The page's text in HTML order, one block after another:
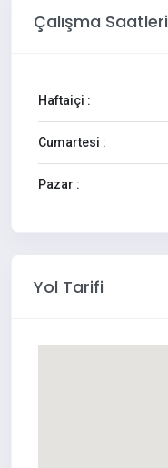
Çalışma Saatleri
Haftaiçi :
Cumartesi :
Pazar :
Yol Tarifi